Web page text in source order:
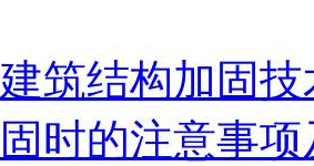
筑结构加固
时的注意事